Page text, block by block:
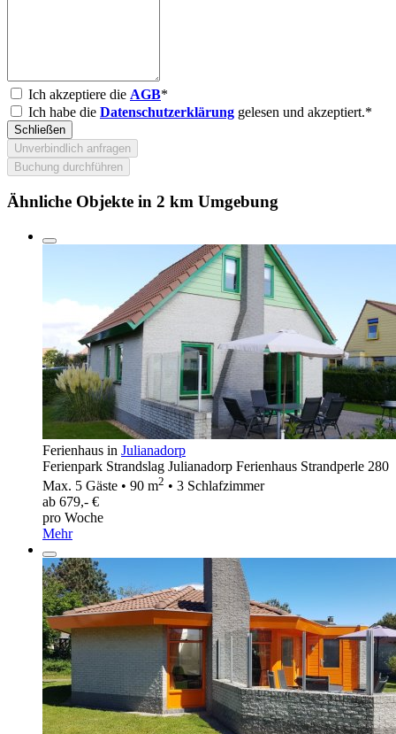
Ich akzeptiere die AGB*
Ich habe die Datenschutzerklärung gelesen und akzeptiert.*
Schließen
Unverbindlich anfragen
Buchung durchführen
Ähnliche Objekte in 2 km Umgebung
Ferienhaus in Julianadorp
Ferienpark Strandslag Julianadorp Ferienhaus Strandperle 280
Max. 5 Gäste • 90 m2 • 3 Schlafzimmer
ab 679,- €
pro Woche
Mehr